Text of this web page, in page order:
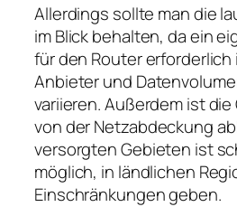
Allerdings sollte man die
im Blick behalten, da ein
für den Router erforderlich
Anbieter und
variieren. Außerdem ist
von der Netzabdeckung
versorgten Gebieten ist
möglich, in ländlichen
Einschränkungen geben.